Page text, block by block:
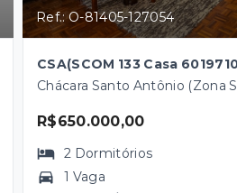
Ref.: O-81405-127054
CSA(SCOM 133 Casa
Chácara Santo Antônio (Zona
R$650.000,00
2 Dormitórios
1 Vaga